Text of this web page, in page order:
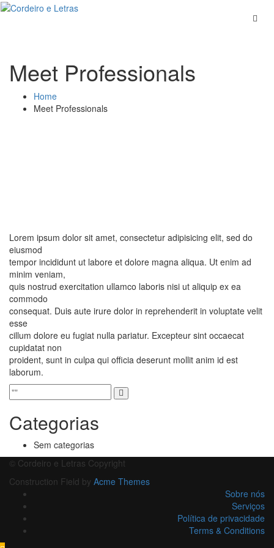
Skip
Meet Professionals
Home
Meet Professionals
Lorem ipsum dolor sit amet, consectetur adipisicing elit, sed do
eiusmod
tempor incididunt ut labore et dolore magna aliqua. Ut enim ad
minim veniam,
quis nostrud exercitation ullamco laboris nisi ut aliquip ex ea
commodo
consequat. Duis aute irure dolor in reprehenderit in voluptate velit
esse
cillum dolore eu fugiat nulla pariatur. Excepteur sint occaecat
cupidatat non
proident, sunt in culpa qui officia deserunt mollit anim id est
laborum.
Categorias
Sem categorias
© Cordeiro e Letras Copyright
Construction Field by Acme Themes
Sobre nós
Serviços
Política de privacidade
Terms & Conditions